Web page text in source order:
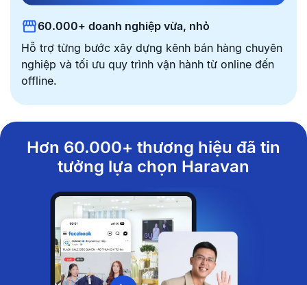
60.000+ doanh nghiệp vừa, nhỏ
Hỗ trợ từng bước xây dựng kênh bán hàng chuyên
nghiệp và tối ưu quy trình vận hành từ online đến
offline.
Hơn 60.000+ thương hiệu đã tin
tưởng lựa chọn Haravan